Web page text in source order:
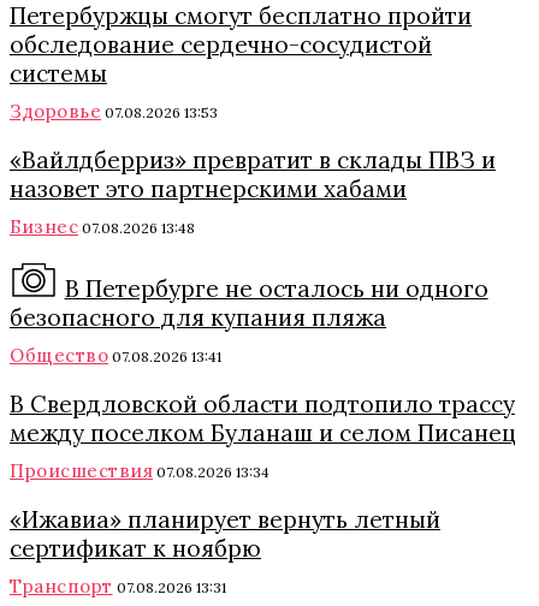
Петербуржцы смогут бесплатно пройти
обследование сердечно-сосудистой
системы
Здоровье 07.08.2026 13:53
«Вайлдберриз» превратит в склады ПВЗ и
назовет это партнерскими хабами
Бизнес 07.08.2026 13:48
В Петербурге не осталось ни одного
безопасного для купания пляжа
Общество 07.08.2026 13:41
В Свердловской области подтопило трассу
между поселком Буланаш и селом Писанец
Происшествия 07.08.2026 13:34
«Ижавиа» планирует вернуть летный
сертификат к ноябрю
Транспорт 07.08.2026 13:31